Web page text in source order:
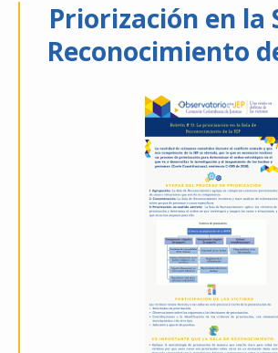
Priorización en la
Reconocimiento